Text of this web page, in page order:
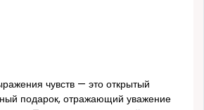
чувств — это открытый
подарок, отражающий уважение